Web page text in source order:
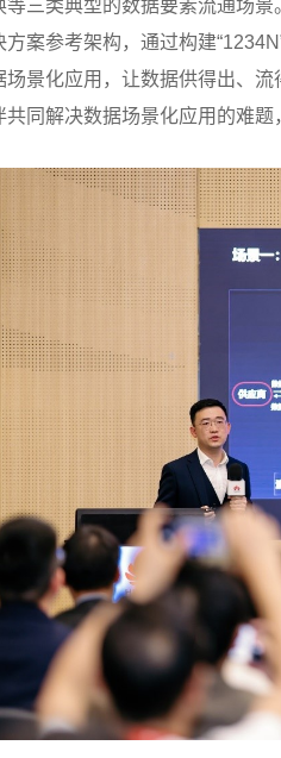
三类典型的数据要素流通场
案参考架构，通过构建
景化应用，让数据供得出、
同解决数据场景化应用的难